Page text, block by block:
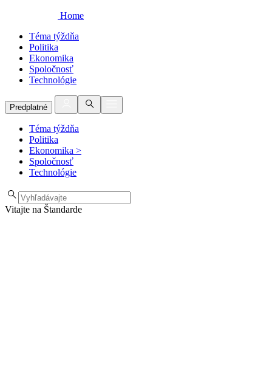
Home
Téma týždňa
Politika
Ekonomika
Spoločnosť
Technológie
Predplatné
Téma týždňa
Politika
Ekonomika >
Spoločnosť
Technológie
Vitajte na Štandarde